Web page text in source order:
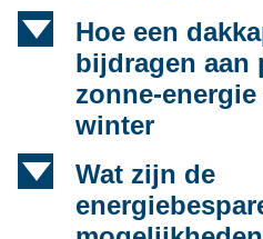
d
Hoe een
bijdragen aan
zonne-
winter
d
Wat zijn de